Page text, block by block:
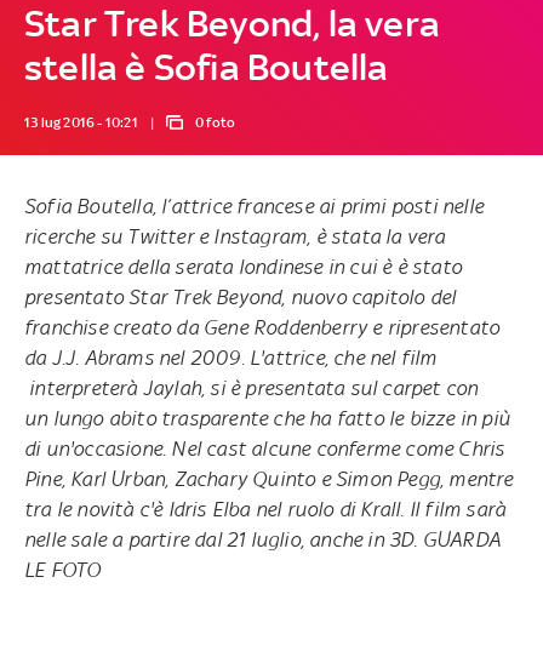
Star Trek Beyond, la vera
stella è Sofia Boutella
13 lug 2016 - 10:21 0 foto
Sofia Boutella, l’attrice francese ai primi posti nelle
ricerche su Twitter e Instagram, è stata la vera
mattatrice della serata londinese in cui è è stato
presentatoStar Trek Beyond, nuovo capitolo del
franchise creato da Gene Roddenberry e ripresentato
da J.J. Abrams nel 2009. L'attrice, che nel film
interpreterà Jaylah, si è presentata sul carpet con
un lungo abito trasparente che ha fatto le bizze in più
di un'occasione. Nel cast alcune conferme come Chris
Pine, Karl Urban, Zachary Quinto e Simon Pegg, mentre
tra le novità c'è Idris Elba nel ruolo di Krall. Il film sarà
nelle sale a partire dal 21 luglio, anche in 3D. GUARDA
LE FOTO